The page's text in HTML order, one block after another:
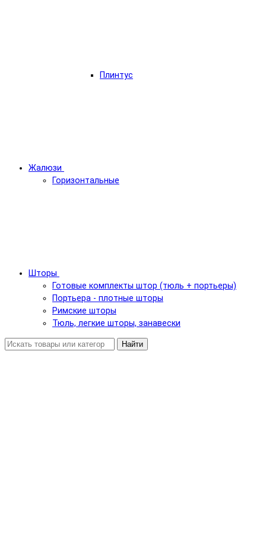
Плинтус
Жалюзи
Горизонтальные
Шторы
Готовые комплекты штор (тюль + портьеры)
Портьера - плотные шторы
Римские шторы
Тюль, легкие шторы, занавески
Найти